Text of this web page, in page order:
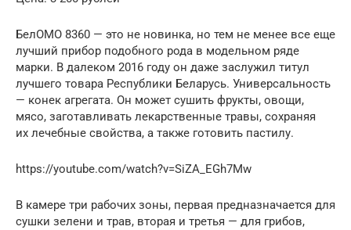
БелОМО 8360 — это не новинка, но тем не менее все еще
лучший прибор подобного рода в модельном ряде
марки. В далеком 2016 году он даже заслужил титул
лучшего товара Республики Беларусь. Универсальность
— конек агрегата. Он может сушить фрукты, овощи,
мясо, заготавливать лекарственные травы, сохраняя
их лечебные свойства, а также готовить пастилу.
https://youtube.com/watch?v=SiZA_EGh7Mw
В камере три рабочих зоны, первая предназначается для
сушки зелени и трав, вторая и третья — для грибов,